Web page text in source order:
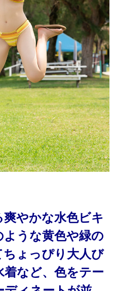
やかな水色ビキ
うな黄色や緑の
ょっぴり大人び
など、色をテー